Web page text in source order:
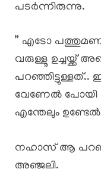
പടർന്നിരുന്നു.
” എടോ
വരുള്ളൂ ഉച്ചയ്ക്ക്
പറഞ്ഞിട്ടുള്ളത്..
വേണേൽ പോയി
എന്തേലും ഉണ്ടേൽ
നഹാസ് ആ
അഞ്ജലി.